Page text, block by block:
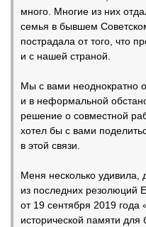
много. Многие из них
семья в бывшем
пострадала от того, что
и с нашей страной.
Мы с вами неоднократно
и в неформальной
решение о совместной
хотел бы с вами
в этой связи.
Меня несколько удивила,
из последних резолюций
от 19 сентября 2019 года
исторической памяти для